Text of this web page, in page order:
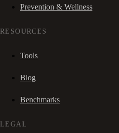
Prevention & Wellness
RESOURCES
Tools
Blog
Benchmarks
LEGAL